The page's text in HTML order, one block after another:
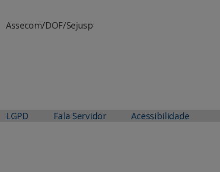
Assecom/DOF/Sejusp
LGPD Fala Servidor Acessibilidade